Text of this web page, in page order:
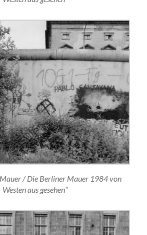
Mauer / Die Berliner Mauer 1984 von
Westen aus gesehen“